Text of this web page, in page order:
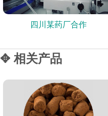
四川某药厂合作
✥ 相关产品